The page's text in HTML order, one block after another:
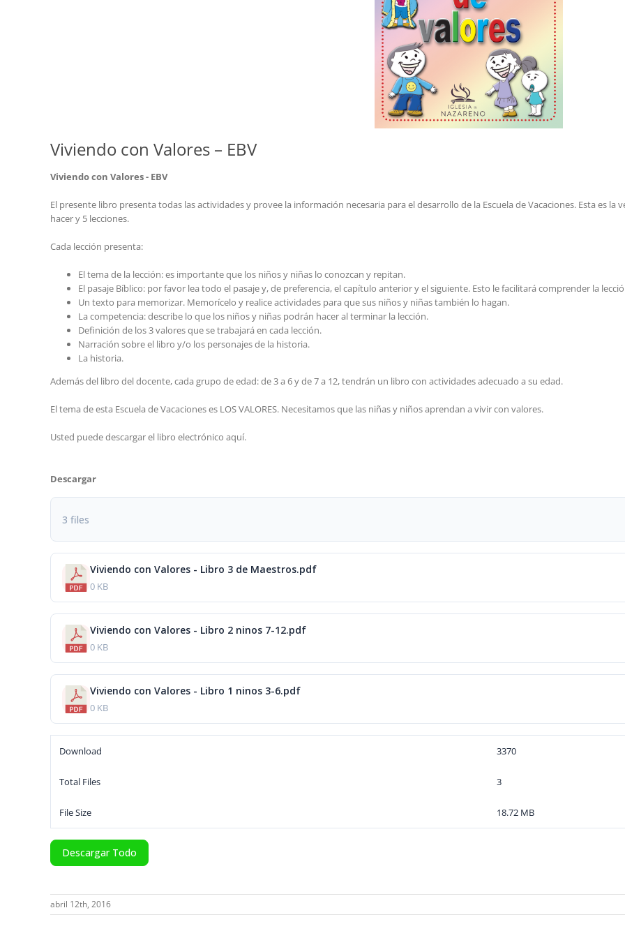
Viviendo con Valores – EBV
Viviendo con Valores - EBV
El presente libro presenta todas las actividades y provee la información necesaria para el desarrollo de la Escuela de Vacaciones. Esta es
hacer y 5 lecciones.
Cada lección presenta:
El tema de la lección: es importante que los niños y niñas lo conozcan y repitan.
El pasaje Bíblico: por favor lea todo el pasaje y, de preferencia, el capítulo anterior y el siguiente. Esto le facilitará comprender la
Un texto para memorizar. Memorícelo y realice actividades para que sus niños y niñas también lo hagan.
La competencia: describe lo que los niños y niñas podrán hacer al terminar la lección.
Definición de los 3 valores que se trabajará en cada lección.
Narración sobre el libro y/o los personajes de la historia.
La historia.
Además del libro del docente, cada grupo de edad: de 3 a 6 y de 7 a 12, tendrán un libro con actividades adecuado a su edad.
El tema de esta Escuela de Vacaciones es LOS VALORES. Necesitamos que las niñas y niños aprendan a vivir con valores.
Usted puede descargar el libro electrónico aquí.
Descargar
3 files
Viviendo con Valores - Libro 3 de Maestros.pdf
0 KB
Viviendo con Valores - Libro 2 ninos 7-12.pdf
0 KB
Viviendo con Valores - Libro 1 ninos 3-6.pdf
0 KB
Download 3370
Total Files 3
File Size 18.72 MB
Descargar Todo
abril 12th, 2016